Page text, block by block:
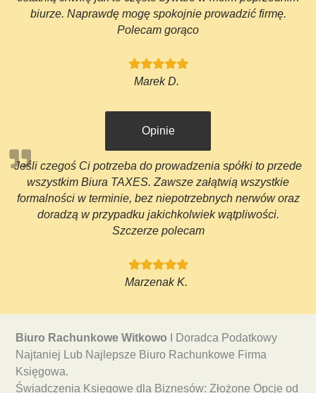
biurze. Naprawdę mogę spokojnie prowadzić firmę.
Polecam gorąco
Marek D.
Opinie
Jeśli czegoś Ci potrzeba do prowadzenia spółki to przede
wszystkim Biura TAXES. Zawsze załątwią wszystkie
formalności w terminie, bez niepotrzebnych nerwów oraz
doradzą w przypadku jakichkolwiek wątpliwości.
Szczerze polecam
Marzenak K.
Biuro Rachunkowe Witkowo I Doradca Podatkowy
Najtaniej Lub Najlepsze Biuro Rachunkowe Firma
Księgowa.
Świadczenia Księgowe dla Biznesów: Złożone Opcje od